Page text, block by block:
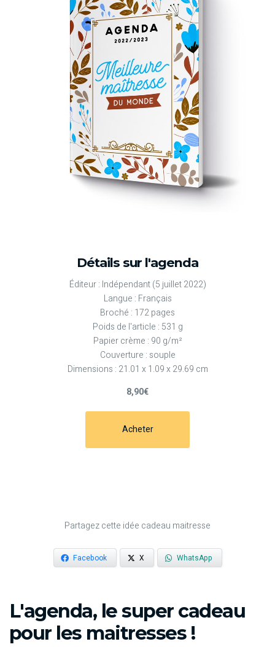
Détails sur l'agenda
Éditeur : Indépendant (5 juillet 2022)
Langue : Français
Broché : 172 pages
Poids de l'article : 531 g
Papier crème : 90 g/m²
Couverture : souple
Dimensions : 21.01 x 1.09 x 29.69 cm
8,90€
Acheter
Partagez cette idée cadeau maitresse
Facebook X WhatsApp
L'agenda, le super cadeau
pour les maitresses !